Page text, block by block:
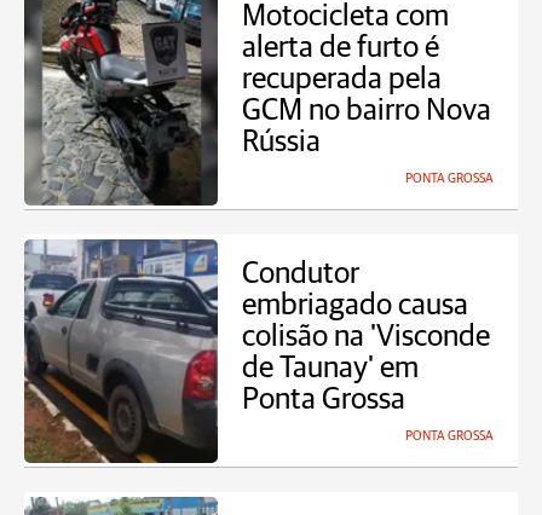
Motocicleta com
alerta de furto é
recuperada pela
GCM no bairro Nova
Rússia
PONTA GROSSA
Condutor
embriagado causa
colisão na 'Visconde
de Taunay' em
Ponta Grossa
PONTA GROSSA